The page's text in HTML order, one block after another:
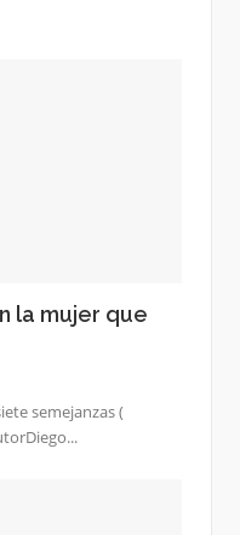
la mujer que
semejanzas (